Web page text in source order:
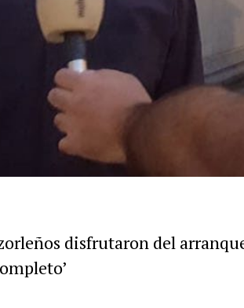
disfrutaron del